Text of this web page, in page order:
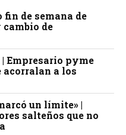
fin de semana de
de
Empresario pyme
acorralan a los
un límite» |
salteños que no